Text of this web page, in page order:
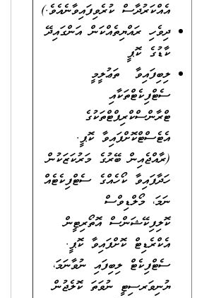
އެއްކަރުދާސް ކުރެވިފައިވާނެއެވެ.)
ދިވެހި ރައްޔިތެއްކަން އަންގައިދޭ
ކާޑުގެ ކޮޕީ
ލިބިފައިވާ ތަޢުލީމީ
ސެޓްފިކެޓްތަކާއި
ޓްރާންސްކްރިޕްޓްތަކުގެ
އެޓެސްޓްކޮށްފައިވާ ކޮޕީ.
(ރާއްޖެއިން ބޭރުގެ މަރުކަޒަކުން
ހަދާފައިވާ ކޯހެއްގެ ސެޓްފިކެޓެއް
ނަމަ، މޯލްޑިވްސް
ކޮލިފިކޭޝަންސް އޮތޯރިޓީން
އެކްރެޑިޓް ކޮށްފައިވާ ކޮޕީ.
ސެޓްފިކެޓް ލިބިފައި ނުވާނަމަ،
ޔުނިވަރސިޓީ ނުވަތަ ކޮލެޖުން